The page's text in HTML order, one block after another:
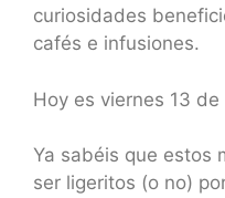
curiosidades
cafés e infusiones.
Hoy es viernes 13
Ya sabéis que estos
ser ligeritos (o no)